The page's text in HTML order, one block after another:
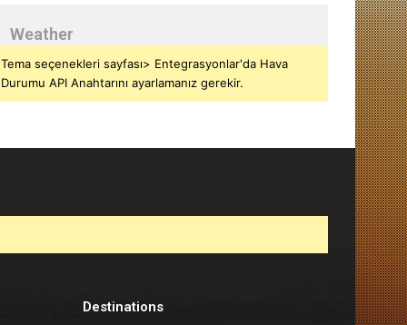
Weather
Tema seçenekleri sayfası> Entegrasyonlar'da Hava
Durumu API Anahtarını ayarlamanız gerekir.
Destinations